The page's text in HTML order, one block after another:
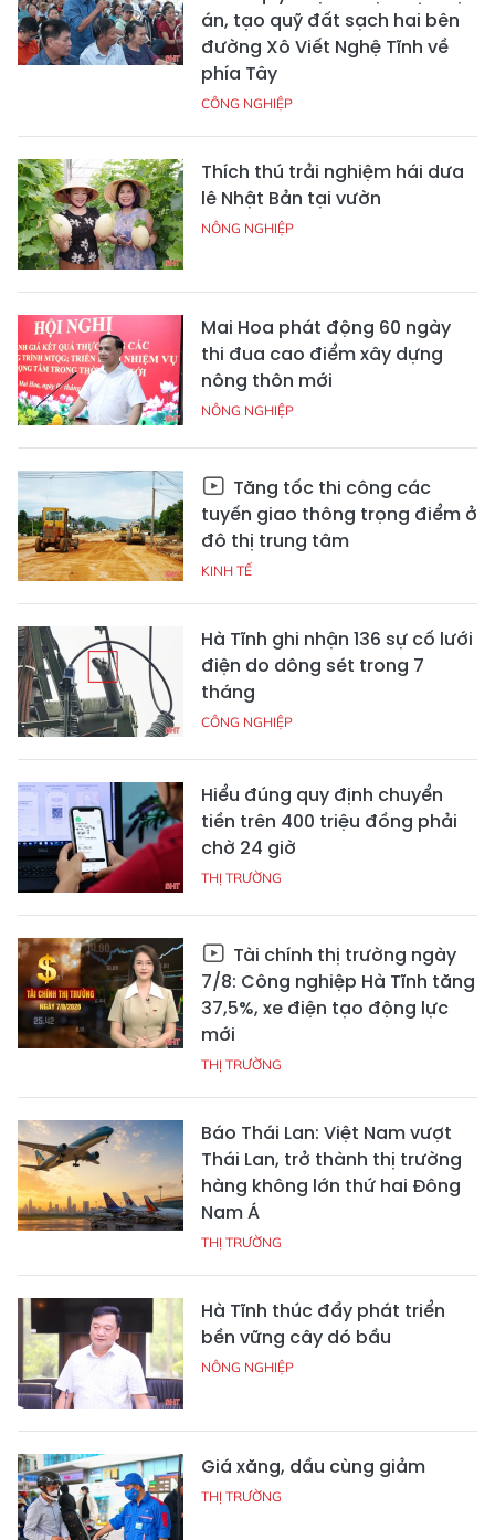
án, tạo quỹ đất sạch hai bên
đường Xô Viết Nghệ Tĩnh về
phía Tây
CÔNG NGHIỆP
Thích thú trải nghiệm hái dưa
lê Nhật Bản tại vườn
NÔNG NGHIỆP
Mai Hoa phát động 60 ngày
thi đua cao điểm xây dựng
nông thôn mới
NÔNG NGHIỆP
Tăng tốc thi công các
tuyến giao thông trọng điểm ở
đô thị trung tâm
KINH TẾ
Hà Tĩnh ghi nhận 136 sự cố lưới
điện do dông sét trong 7
tháng
CÔNG NGHIỆP
Hiểu đúng quy định chuyển
tiền trên 400 triệu đồng phải
chờ 24 giờ
THỊ TRƯỜNG
Tài chính thị trường ngày
7/8: Công nghiệp Hà Tĩnh tăng
37,5%, xe điện tạo động lực
mới
THỊ TRƯỜNG
Báo Thái Lan: Việt Nam vượt
Thái Lan, trở thành thị trường
hàng không lớn thứ hai Đông
Nam Á
THỊ TRƯỜNG
Hà Tĩnh thúc đẩy phát triển
bền vững cây dó bầu
NÔNG NGHIỆP
Giá xăng, dầu cùng giảm
THỊ TRƯỜNG